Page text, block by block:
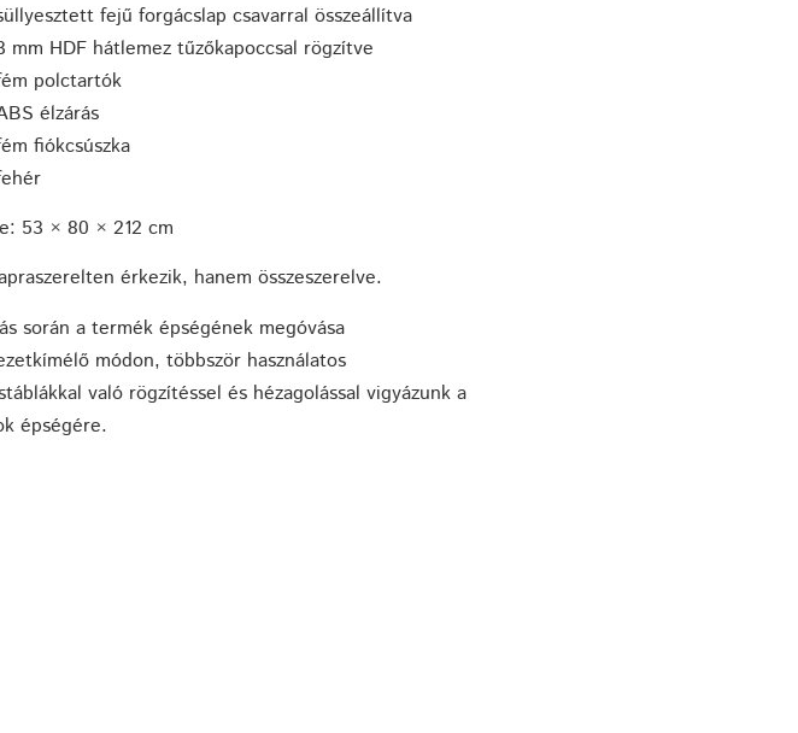
fejű forgácslap csavarral összeállítva
mm HDF hátlemez tűzőkapoccsal rögzítve
polctartók
élzárás
fiókcsúszka
53 × 80 × 212 cm
érkezik, hanem összeszerelve.
során a termék épségének megóvása
módon, többször használatos
való rögzítéssel és hézagolással vigyázunk a
épségére.